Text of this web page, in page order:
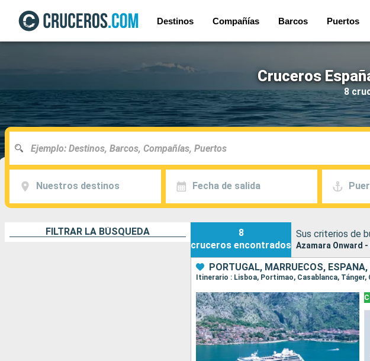
Destinos Compañías Barcos Puertos
Cruceros
8
Nuestros destinos Fecha de salida
FILTRAR LA BÚSQUEDA
8
cruceros encontrados
Sus criterios de
Azamara Onward -
PORTUGAL, MARRUECOS,